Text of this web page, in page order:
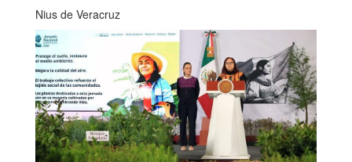
Nius de Veracruz